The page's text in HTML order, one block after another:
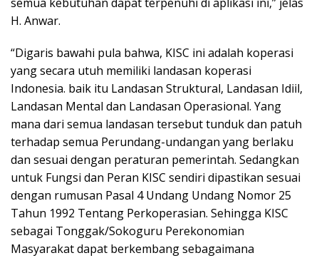
H. Anwar.
“Digaris bawahi pula bahwa, KISC ini adalah koperasi
yang secara utuh memiliki landasan koperasi
Indonesia. baik itu Landasan Struktural, Landasan Idiil,
Landasan Mental dan Landasan Operasional. Yang
mana dari semua landasan tersebut tunduk dan patuh
terhadap semua Perundang-undangan yang berlaku
dan sesuai dengan peraturan pemerintah. Sedangkan
untuk Fungsi dan Peran KISC sendiri dipastikan sesuai
dengan rumusan Pasal 4 Undang Undang Nomor 25
Tahun 1992 Tentang Perkoperasian. Sehingga KISC
sebagai Tonggak/Sokoguru Perekonomian
Masyarakat dapat berkembang sebagaimana